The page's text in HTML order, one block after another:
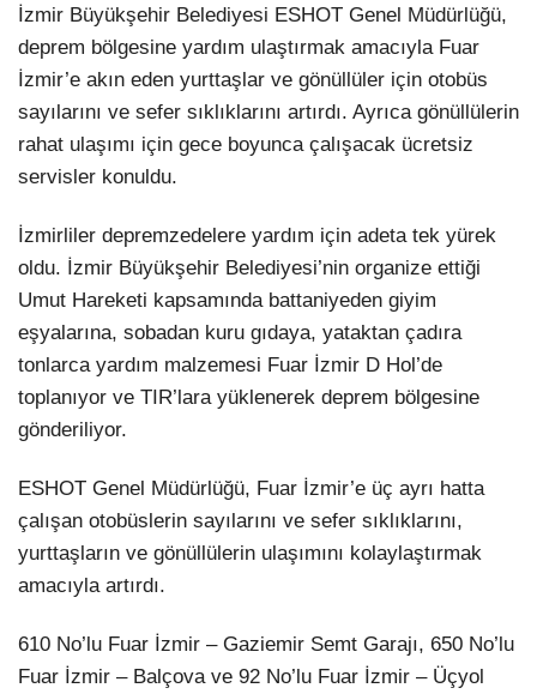
Pinterest
Dribbble
İzmir Büyükşehir Belediyesi ESHOT Genel Müdürlüğü,
deprem bölgesine yardım ulaştırmak amacıyla Fuar
İzmir’e akın eden yurttaşlar ve gönüllüler için otobüs
sayılarını ve sefer sıklıklarını artırdı. Ayrıca gönüllülerin
rahat ulaşımı için gece boyunca çalışacak ücretsiz
servisler konuldu.
İzmirliler depremzedelere yardım için adeta tek yürek
oldu. İzmir Büyükşehir Belediyesi’nin organize ettiği
Umut Hareketi kapsamında battaniyeden giyim
eşyalarına, sobadan kuru gıdaya, yataktan çadıra
tonlarca yardım malzemesi Fuar İzmir D Hol’de
toplanıyor ve TIR’lara yüklenerek deprem bölgesine
gönderiliyor.
ESHOT Genel Müdürlüğü, Fuar İzmir’e üç ayrı hatta
çalışan otobüslerin sayılarını ve sefer sıklıklarını,
yurttaşların ve gönüllülerin ulaşımını kolaylaştırmak
amacıyla artırdı.
610 No’lu Fuar İzmir – Gaziemir Semt Garajı, 650 No’lu
Fuar İzmir – Balçova ve 92 No’lu Fuar İzmir – Üçyol